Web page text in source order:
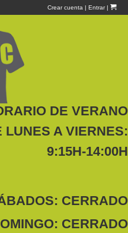
Crear cuenta | Entrar|
DE VERANO
LUNES A VIERNES:
9:15H-14:00H
CERRADO
CERRADO